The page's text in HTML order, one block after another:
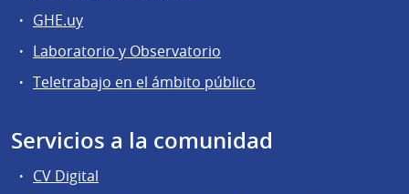
GHE.uy
Laboratorio y Observatorio
Teletrabajo en el ámbito público
Servicios a la comunidad
CV Digital